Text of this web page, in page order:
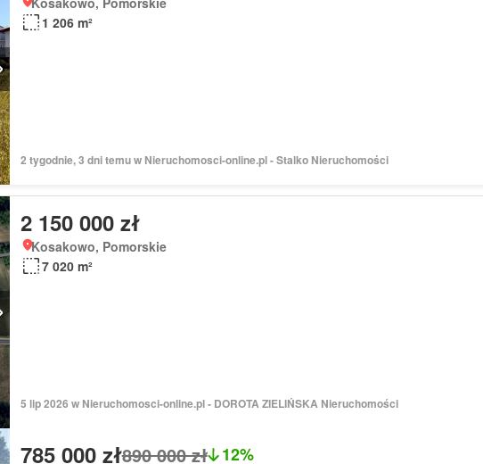
1 206 m²
2 tygodnie, 3 dni temu w Nieruchomosci-online.pl - Stalko Nieruchomości
2 150 000 zł
Kosakowo, Pomorskie
7 020 m²
5 lip 2026 w Nieruchomosci-online.pl - DOROTA ZIELIŃSKA Nieruchomości
785 000 zł890 000 zł 12%